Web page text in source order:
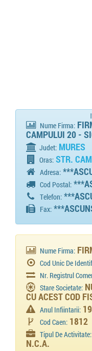
Nume Firma:
CAMPULUI 20 -
Judet: MURES
Oras: STR.
Adresa:
Cod Postal:
Telefon:
Fax:
Nume Firma:
Cod Unic De
Nr. Registrul
Stare Societate:
CU ACEST COD
Anul Infiintarii:
Cod Caen: 1812
Tipul De Activitate:
N.C.A.